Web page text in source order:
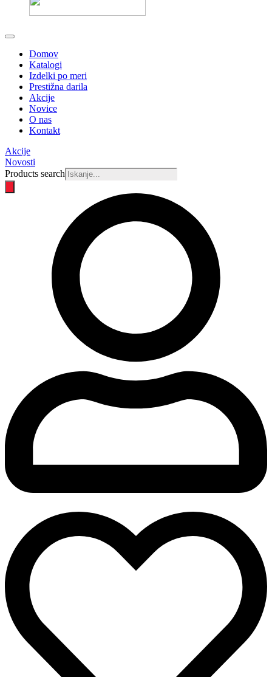
Domov
Katalogi
Izdelki po meri
Prestižna darila
Akcije
Novice
O nas
Kontakt
Akcije
Novosti
Products search